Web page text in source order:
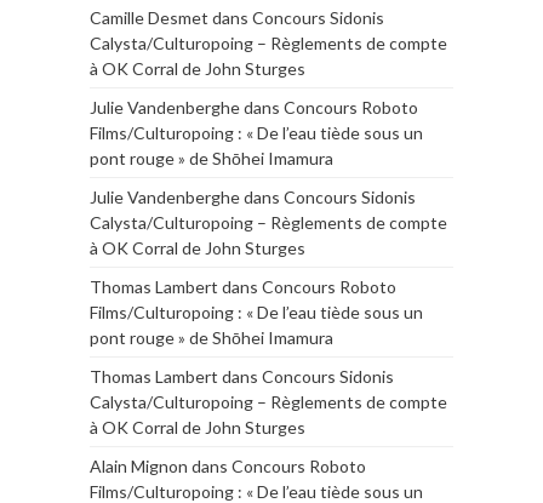
Camille Desmet dans Concours Sidonis
Calysta/Culturopoing – Règlements de compte
à OK Corral de John Sturges
Julie Vandenberghedans Concours Roboto
Films/Culturopoing : « De l’eau tiède sous un
pont rouge » de Shōhei Imamura
Julie Vandenberghedans Concours Sidonis
Calysta/Culturopoing – Règlements de compte
à OK Corral de John Sturges
Thomas Lambert dans Concours Roboto
Films/Culturopoing : « De l’eau tiède sous un
pont rouge » de Shōhei Imamura
Thomas Lambert dans Concours Sidonis
Calysta/Culturopoing – Règlements de compte
à OK Corral de John Sturges
Alain Mignon dans Concours Roboto
Films/Culturopoing : « De l’eau tiède sous un